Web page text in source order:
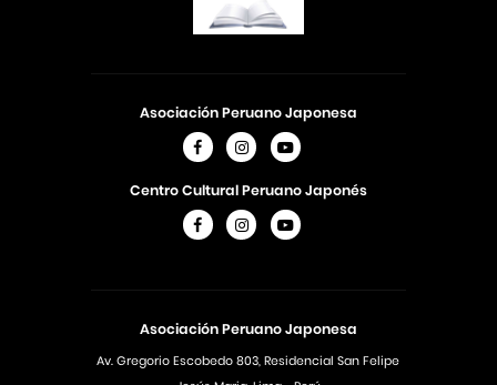
Asociación Peruano Japonesa
Av. Gregorio Escobedo 803, Residencial San Felipe
Asociación Peruano Japonesa
Centro Cultural Peruano Japonés